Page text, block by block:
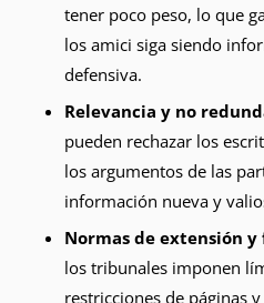
tener poco peso, lo que
los amici siga siendo
defensiva.
Relevancia y no
pueden rechazar los
los argumentos de las
información nueva y
Normas de extensión
los tribunales imponen